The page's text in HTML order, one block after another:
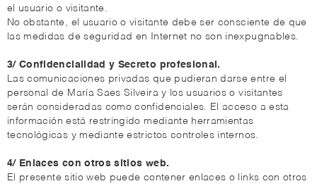
el usuario o visitante.
No obstante, el usuario o visitante debe ser consciente de que
las medidas de seguridad en Internet no son inexpugnables.
3/ Confidencialidad y Secreto profesional.
Las comunicaciones privadas que pudieran darse entre el
personal de María Saes Silveira y los usuarios o visitantes
serán consideradas como confidenciales. El acceso a esta
información está restringido mediante herramientas
tecnológicas y mediante estrictos controles internos.
4/ Enlaces con otros sitios web.
El presente sitio web puede contener enlaces o links con otros